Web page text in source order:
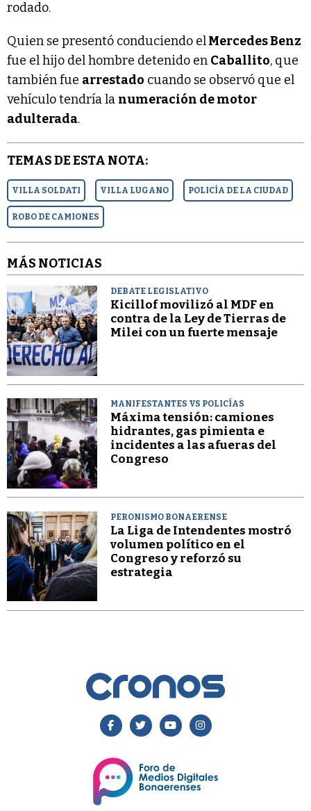
rodado.
Quien se presentó conduciendo elMercedes Benz
fue el hijo del hombre detenido en Caballito, que
también fue arrestado cuando se observó que el
vehículo tendría la numeración de motor
adulterada.
TEMAS DE ESTA NOTA:
VILLA SOLDATI VILLA LUGANO POLICÍA DE LA CIUDAD
ROBO DE CAMIONES
MÁS NOTICIAS
DEBATE LEGISLATIVO
Kicillof movilizó al MDF en
contra de la Ley de Tierras de
Milei con un fuerte mensaje
MANIFESTANTES VS POLICÍAS
Máxima tensión: camiones
hidrantes, gas pimienta e
incidentes a las afueras del
Congreso
PERONISMO BONAERENSE
La Liga de Intendentes mostró
volumen político en el
Congreso y reforzó su
estrategia